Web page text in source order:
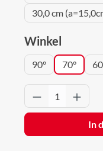
30,0 cm
Winkel
90° 70°
Produkt
In